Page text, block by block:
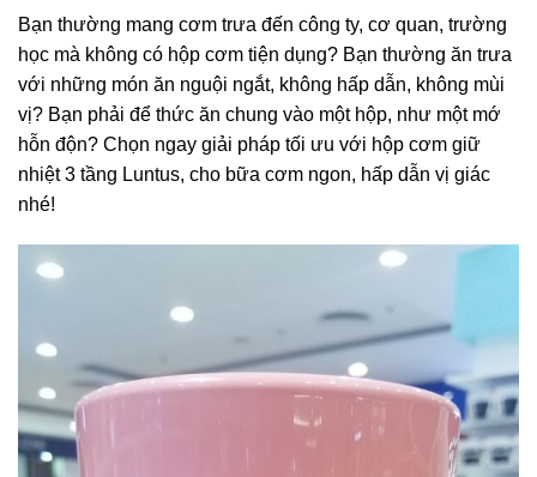
Bạn thường mang cơm trưa đến công ty, cơ quan, trường
học mà không có hộp cơm tiện dụng? Bạn thường ăn trưa
với những món ăn nguội ngắt, không hấp dẫn, không mùi
vị? Bạn phải để thức ăn chung vào một hộp, như một mớ
hỗn độn? Chọn ngay giải pháp tối ưu với hộp cơm giữ
nhiệt 3 tầng Luntus, cho bữa cơm ngon, hấp dẫn vị giác
nhé!